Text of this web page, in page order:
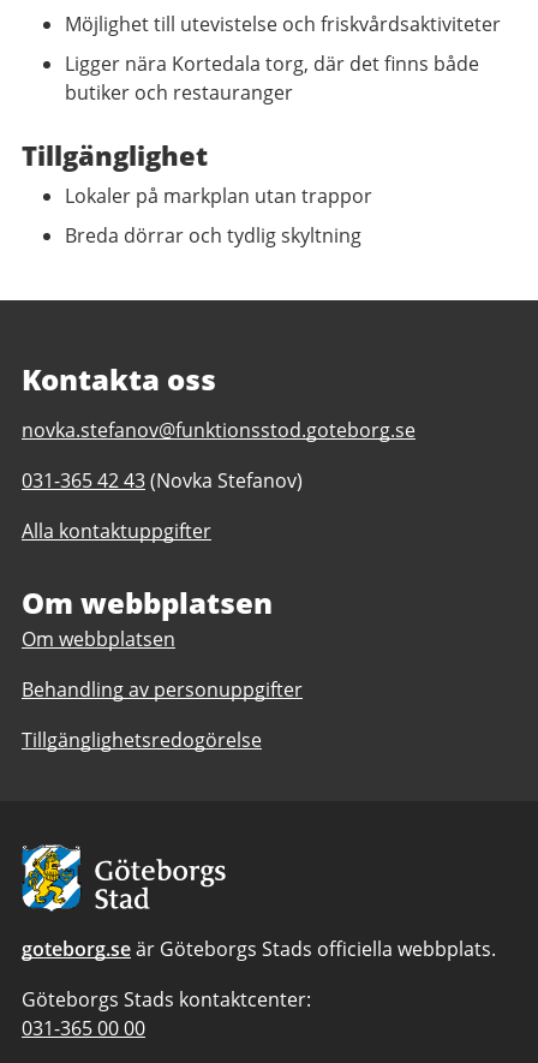
Möjlighet till utevistelse och friskvårdsaktiviteter
Ligger nära Kortedala torg, där det finns både
butiker och restauranger
Tillgänglighet
Lokaler på markplan utan trappor
Breda dörrar och tydlig skyltning
Kontakta oss
E-
till
Hundraårsgatans
café
servicegrupp
daglig
Göteborgs
novka.stefanov@funktionsstod.goteborg.se
Telefonnummer
Hundraårsgatans
och
servicegrupp
daglig
verksamhet
Stad
031-365 42 43(Novka Stefanov)
Alla kontaktuppgifter
Om webbplatsen
Om webbplatsen
Behandling av personuppgifter
Tillgänglighetsredogörelse
Avsändare:
Göteborgs
Stad
goteborg.seär Göteborgs Stads officiella webbplats.
Göteborgs Stads kontaktcenter:
Telefonnummer
031-365 00 00